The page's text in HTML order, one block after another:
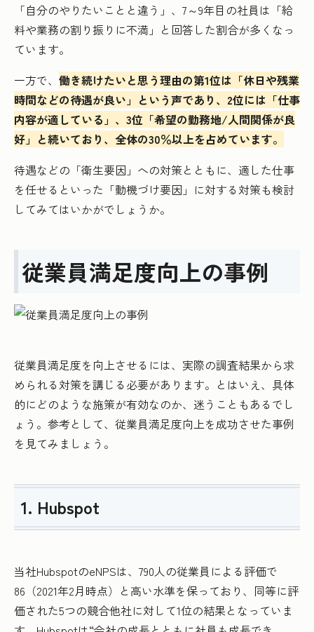
「自分のやりたいことと違う」、7～9年目の社員は「給
料や業務の割り振りに不満」と回答した割合が多くなっ
ています。
一方で、 働き続けたいと思う理由の第1位は「休日や残業
時間などの待遇が良い」という声であり、2位には「仕事
内容が適している」、3位「希望の勤務地/人間関係が良
好」と続いており、全体の30％以上を占めています。
待遇などの「衛生要因」への対策とともに、適した仕事
を任せるといった「動機づけ要因」に対する対策も検討
してみてはいかがでしょうか。
従業員満足度向上の事例
従業員満足度を向上させるには、実際の調査結果から求
められる対策を講じる必要があります。とはいえ、具体
的にどのような施策が有効なのか、迷うこともあるでし
ょう。参考として、従業員満足度向上を成功させた事例
を見てみましょう。
1. Hubspot
当社HubspotのeNPSは、790人の従業員による評価で
86（2021年2月時点）と高い水準を保っており、同等に評
価された5つの競合他社に対して1位の結果となっていま